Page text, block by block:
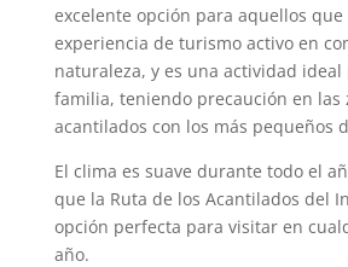
excelente opción para aquellos
experiencia de turismo activo en
naturaleza, y es una actividad ideal
familia, teniendo precaución en las
acantilados con los más pequeños
El clima es suave durante todo el
que la Ruta de los Acantilados del
opción perfecta para visitar en
año.